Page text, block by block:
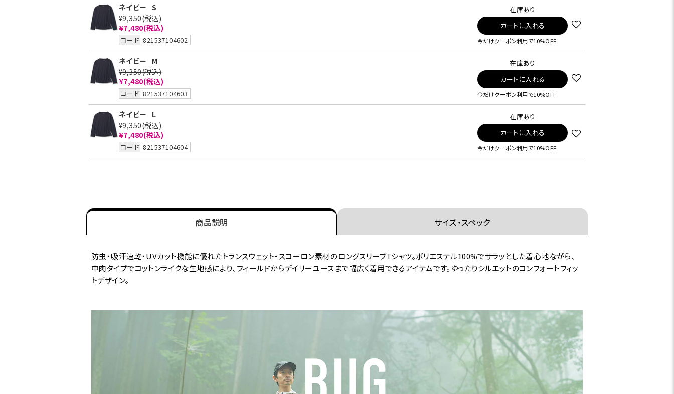
ネイビー S
¥9,350(税込)
¥7,480(税込)
コード 821537104602
在庫あり
カートに入れる
今だけクーポン利用で10%OFF
ネイビー
M
¥9,350(税込)
¥7,480(税込)
コード 821537104603
在庫あり
カートに入れる
今だけクーポン利用で10%OFF
ネイビー
L
¥9,350(税込)
¥7,480(税込)
コード 821537104604
在庫あり
カートに入れる
今だけクーポン利用で10%OFF
商品説明 サイズ・スペック
防虫・吸汗速乾・UVカット機能に優れたトランスウェット・スコーロン素材のロングスリーブTシャツ。ポリエステル100%でサラッとした着心地ながら、
中肉タイプでコットンライクな生地感により、フィールドからデイリーユースまで幅広く着用できるアイテムです。ゆったりシルエットのコンフォートフィッ
トデザイン。